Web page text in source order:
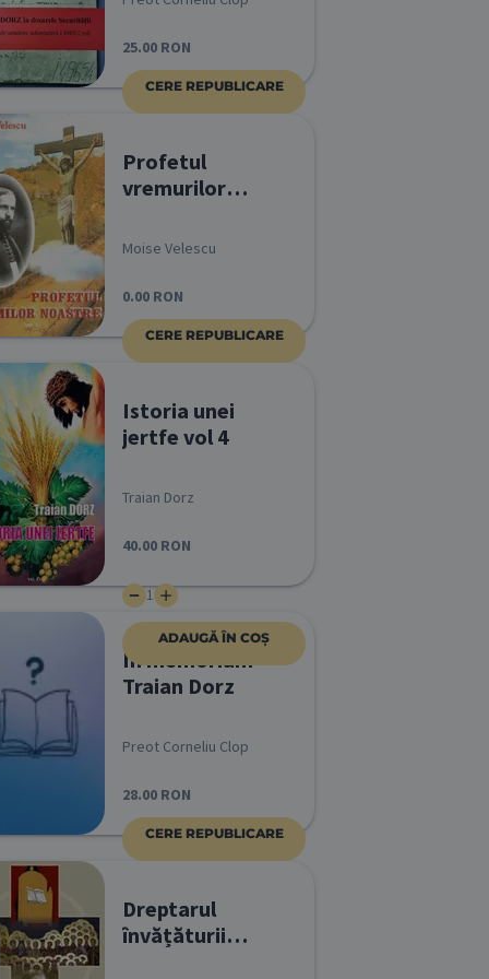
25.00 RON
CERE REPUBLICARE
Profetul
vremurilor
Moise Velescu
0.00 RON
CERE REPUBLICARE
Istoria unei
jertfe vol 4
Traian Dorz
40.00 RON
1
ADAUGĂ ÎN COȘ
In memoriam
Traian Dorz
Preot Corneliu Clop
28.00 RON
CERE REPUBLICARE
Dreptarul
învățăturii